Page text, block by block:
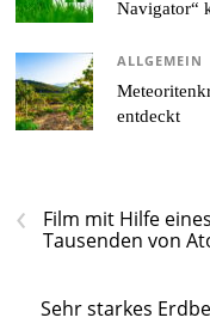
Navigator“
ALLGEMEIN
entdeckt
‹
Film mit Hilfe
Tausenden von
Sehr starkes